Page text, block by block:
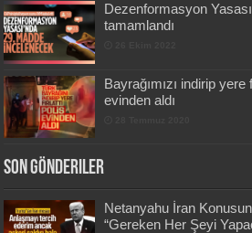
Dezenformasyon
tamamlandı
Bayrağımızı indirip yere
evinden aldı
Son Gönderiler
Netanyahu İran
“Gereken Her Şeyi